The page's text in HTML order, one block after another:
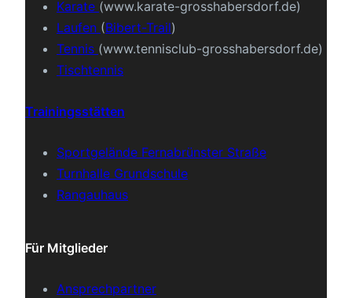
Karate (www.karate-grosshabersdorf.de)
Laufen (Bibert-Trail)
Tennis (www.tennisclub-grosshabersdorf.de)
Tischtennis
Trainingsstätten
Sportgelände Fernabrünster Straße
Turnhalle Grundschule
Rangauhaus
Für Mitglieder
Ansprechpartner